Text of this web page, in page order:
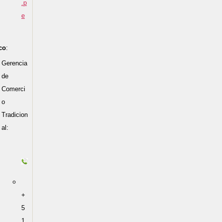
.p
e
:
Gerencia
de
Comerci
o
Tradicion
al:
+
5